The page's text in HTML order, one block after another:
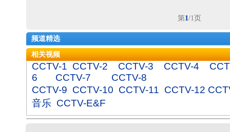
第1/1页
频道精选
相关视频
CCTV-1 CCTV-2 CCTV-3 CCTV-4
6
CCTV-7
CCTV-8
CCTV-9 CCTV-10 CCTV-11 CCTV-12
音乐 CCTV-E&F